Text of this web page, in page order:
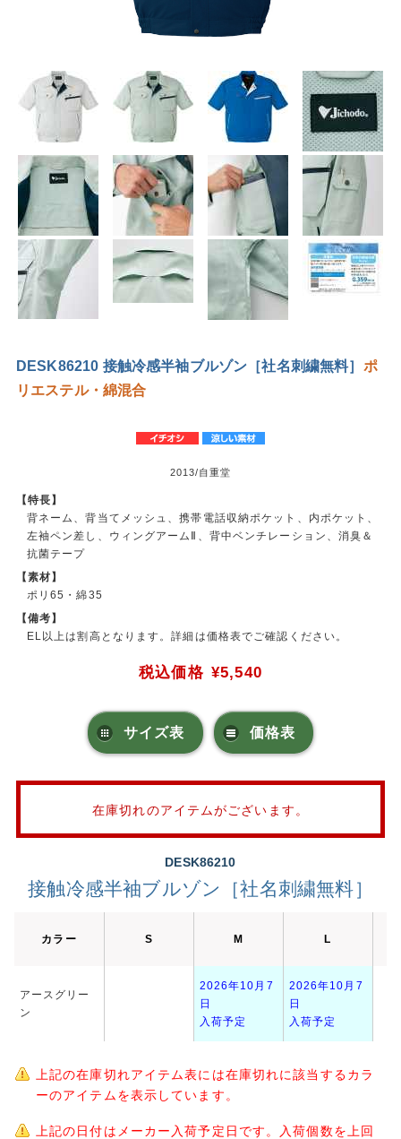
DESK86210 接触冷感半袖ブルゾン［社名刺繍無料］ ポ
リエステル・綿混合
2013/自重堂
【特長】
背ネーム、背当てメッシュ、携帯電話収納ポケット、内ポケット、
左袖ペン差し、ウィングアームⅡ、背中ベンチレーション、消臭＆
抗菌テープ
【素材】
ポリ65・綿35
【備考】
EL以上は割高となります。詳細は価格表でご確認ください。
税込価格 ¥5,540
サイズ表 価格表
在庫切れのアイテムがございます。
DESK86210
接触冷感半袖ブルゾン［社名刺繍無料］
カラー S M L
アースグリー
ン
2026年10月7
日
入荷予定
2026年10月7
日
入荷予定
上記の在庫切れアイテム表には在庫切れに該当するカラ
ーのアイテムを表示しています。
上記の日付はメーカー入荷予定日です。入荷個数を上回